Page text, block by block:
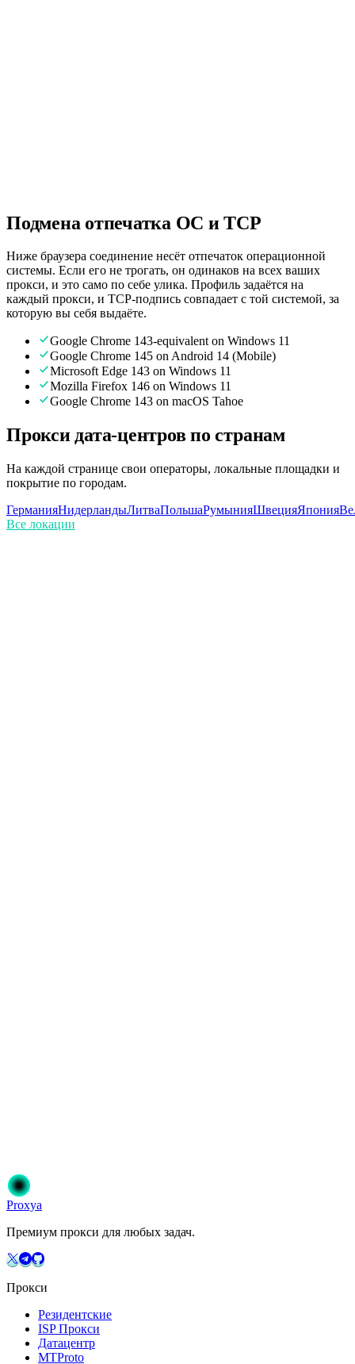
Подмена отпечатка ОС и TCP
Ниже браузера соединение несёт отпечаток операционной
системы. Если его не трогать, он одинаков на всех ваших
прокси, и это само по себе улика. Профиль задаётся на
каждый прокси, и TCP-подпись совпадает с той системой, за
которую вы себя выдаёте.
Google Chrome 143-equivalent on Windows 11
Google Chrome 145 on Android 14 (Mobile)
Microsoft Edge 143 on Windows 11
Mozilla Firefox 146 on Windows 11
Google Chrome 143 on macOS Tahoe
Прокси дата-центров по странам
На каждой странице свои операторы, локальные площадки и
покрытие по городам.
ГерманияНидерландыЛитваПольшаРумынияШвецияЯпония
Все локации
Начать
Proxya
Премиум прокси для любых задач.
Прокси
Резидентские
ISP Прокси
Датацентр
MTProto